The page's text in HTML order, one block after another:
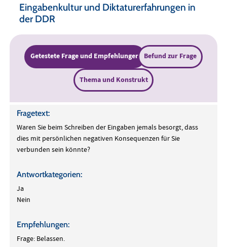
Eingabenkultur und Diktaturerfahrungen in
der DDR
Getestete Frage und Empfehlungen Befund zur Frage
Thema und Konstrukt
Fragetext:
Waren Sie beim Schreiben der Eingaben jemals besorgt, dass
dies mit persönlichen negativen Konsequenzen für Sie
verbunden sein könnte?
Antwortkategorien:
Ja
Nein
Empfehlungen:
Frage: Belassen.